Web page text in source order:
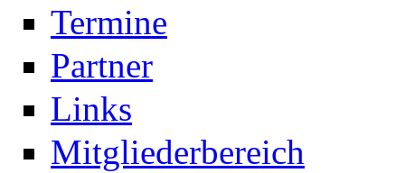
Termine
Partner
Links
Mitgliederbereich